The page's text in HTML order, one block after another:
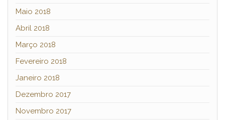
Maio 2018
Abril 2018
Março 2018
Fevereiro 2018
Janeiro 2018
Dezembro 2017
Novembro 2017